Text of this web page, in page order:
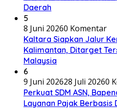
Daerah
5
8 Juni 20260 Komentar
Kaltara Siapkan Jalur
Kalimantan, Ditarget
Malaysia
6
9 Juni 202628 Juli 20260
Perkuat SDM ASN,
Layanan Pajak Berbasis